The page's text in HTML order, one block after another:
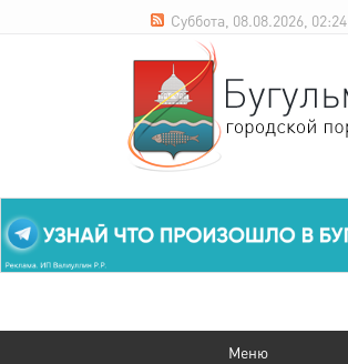
Суббота, 08.08.2026, 02:24